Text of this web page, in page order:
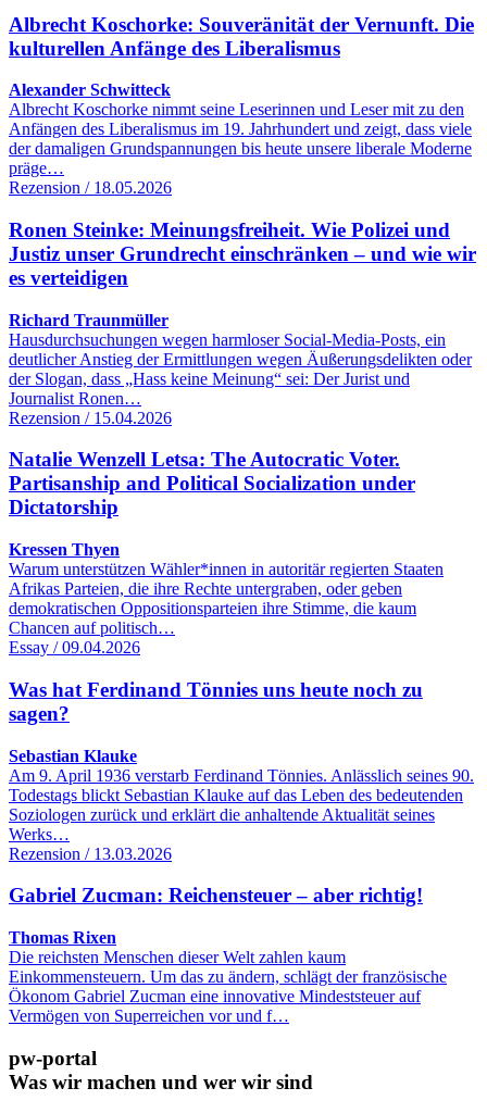
Albrecht Koschorke: Souveränität der Vernunft. Die
kulturellen Anfänge des Liberalismus
Alexander Schwitteck
Albrecht Koschorke nimmt seine Leserinnen und Leser mit zu den
Anfängen des Liberalismus im 19. Jahrhundert und zeigt, dass viele
der damaligen Grundspannungen bis heute unsere liberale Moderne
präge…
Rezension / 18.05.2026
Ronen Steinke: Meinungsfreiheit. Wie Polizei und
Justiz unser Grundrecht einschränken – und wie wir
es verteidigen
Richard Traunmüller
Hausdurchsuchungen wegen harmloser Social-Media-Posts, ein
deutlicher Anstieg der Ermittlungen wegen Äußerungsdelikten oder
der Slogan, dass „Hass keine Meinung“ sei: Der Jurist und
Journalist Ronen…
Rezension / 15.04.2026
Natalie Wenzell Letsa: The Autocratic Voter.
Partisanship and Political Socialization under
Dictatorship
Kressen Thyen
Warum unterstützen Wähler*innen in autoritär regierten Staaten
Afrikas Parteien, die ihre Rechte untergraben, oder geben
demokratischen Oppositionsparteien ihre Stimme, die kaum
Chancen auf politisch…
Essay / 09.04.2026
Was hat Ferdinand Tönnies uns heute noch zu
sagen?
Sebastian Klauke
Am 9. April 1936 verstarb Ferdinand Tönnies. Anlässlich seines 90.
Todestags blickt Sebastian Klauke auf das Leben des bedeutenden
Soziologen zurück und erklärt die anhaltende Aktualität seines
Werks…
Rezension / 13.03.2026
Gabriel Zucman: Reichensteuer – aber richtig!
Thomas Rixen
Die reichsten Menschen dieser Welt zahlen kaum
Einkommensteuern. Um das zu ändern, schlägt der französische
Ökonom Gabriel Zucman eine innovative Mindeststeuer auf
Vermögen von Superreichen vor und f…
pw-portal
Was wir machen und wer wir sind